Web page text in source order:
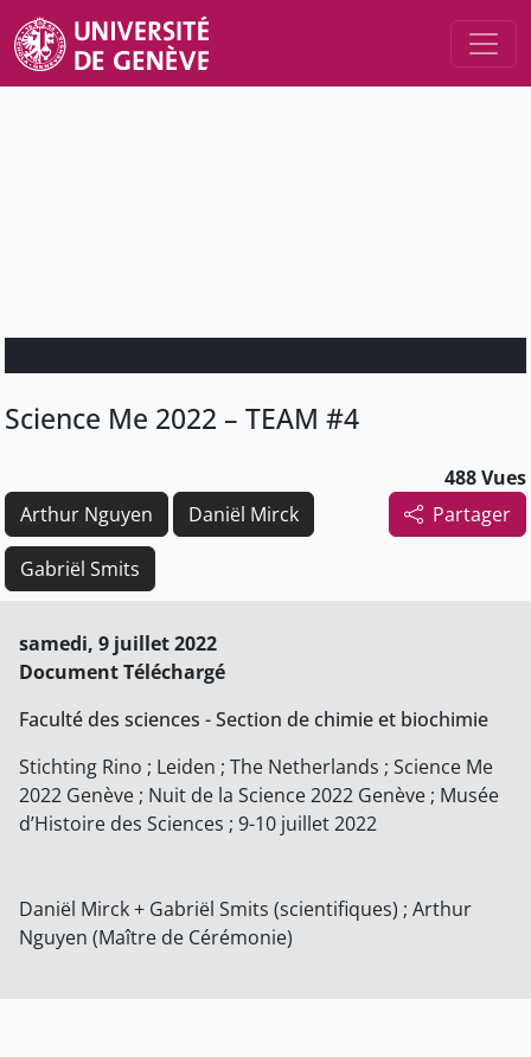
Science Me 2022 – TEAM #4
488 Vues
Partager
Arthur Nguyen Daniël Mirck
Gabriël Smits
samedi, 9 juillet 2022
Document Téléchargé
Faculté des sciences - Section de chimie et biochimie
Stichting Rino ; Leiden ; The Netherlands ; Science Me
2022 Genève ; Nuit de la Science 2022 Genève ; Musée
d’Histoire des Sciences ; 9-10 juillet 2022
Daniël Mirck + Gabriël Smits (scientifiques) ; Arthur
Nguyen (Maître de Cérémonie)